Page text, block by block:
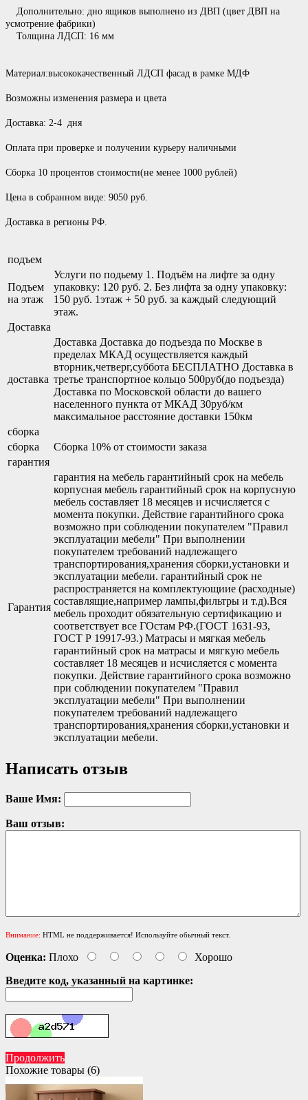
Дополнительно: дно ящиков выполнено из ДВП (цвет ДВП на
усмотрение фабрики)
Толщина ЛДСП: 16 мм
Материал:высококачественный ЛДСП фасад в рамке МДФ
Возможны изменения размера и цвета
Доставка: 2-4 дня
Оплата при проверке и получении курьеру наличными
Сборка 10 процентов стоимости(не менее 1000 рублей)
Цена в собранном виде: 9050 руб.
Доставка в регионы РФ.
подъем
Подъем
на этаж
Услуги по подьему 1. Подъём на лифте за одну
упаковку: 120 руб. 2. Без лифта за одну упаковку:
150 руб. 1этаж + 50 руб. за каждый следующий
этаж.
Доставка
доставка
Доставка Доставка до подъезда по Москве в
пределах МКАД осуществляется каждый
вторник,четверг,суббота БЕСПЛАТНО Доставка в
третье транспортное кольцо 500руб(до подъезда)
Доставка по Московской области до вашего
населенного пункта от МКАД 30руб/км
максимальное расстояние доставки 150км
сборка
сборка
Сборка 10% от стоимости заказа
гарантия
Гарантия
гарантия на мебель гарантийный срок на мебель
корпусная мебель гарантийный срок на корпусную
мебель составляет 18 месяцев и исчисляется с
момента покупки. Действие гарантийного срока
возможно при соблюдении покупателем "Правил
эксплуатации мебели" При выполнении
покупателем требований надлежащего
транспортирования,хранения сборки,установки и
эксплуатации мебели. гарантийный срок не
распространяется на комплектующиие (расходные)
составлящие,например лампы,фильтры и т.д).Вся
мебель проходит обязательную сертификацию и
соответствует все ГОстам РФ.(ГОСТ 1631-93,
ГОСТ Р 19917-93.) Матрасы и мягкая мебель
гарантийный срок на матрасы и мягкую мебель
составляет 18 месяцев и исчисляется с момента
покупки. Действие гарантийного срока возможно
при соблюдении покупателем "Правил
эксплуатации мебели" При выполнении
покупателем требований надлежащего
транспортирования,хранения сборки,установки и
эксплуатации мебели.
Написать отзыв
Ваше Имя:
Ваш отзыв:
Внимание: HTML не поддерживается! Используйте обычный текст.
Оценка: Плохо
Хорошо
Введите код, указанный на картинке:
Продолжить
Похожие товары (6)